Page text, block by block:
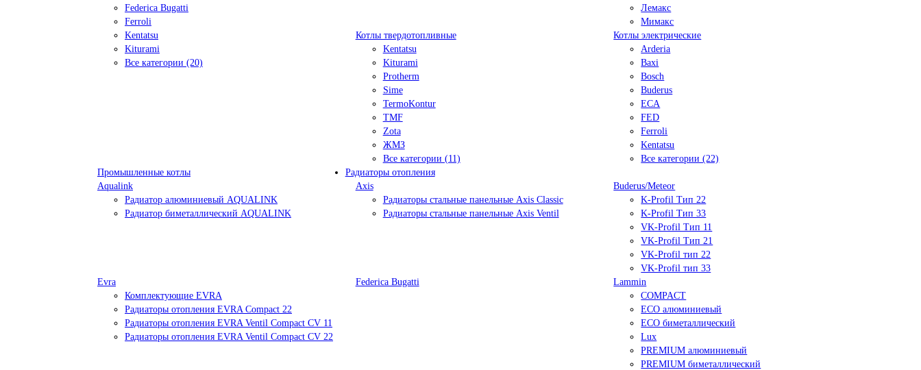
Federica Bugatti
Ferroli
Kentatsu
Kiturami
Все категории (20)
Лемакс
Мимакс
Котлы твердотопливные
Kentatsu
Kiturami
Protherm
Sime
TermoKontur
TMF
Zota
ЖМЗ
Все категории (11)
Котлы электрические
Arderia
Baxi
Bosch
Buderus
ECA
FED
Ferroli
Kentatsu
Все категории (22)
Промышленные котлы
Радиаторы отопления
Aqualink
Радиатор алюминиевый AQUALINK
Радиатор биметаллический AQUALINK
Axis
Радиаторы стальные панельные Axis Classic
Радиаторы стальные панельные Axis Ventil
Buderus/Meteor
K-Profil Тип 22
K-Profil Тип 33
VK-Profil Тип 11
VK-Profil Тип 21
VK-Profil тип 22
VK-Profil тип 33
Evra
Комплектующие EVRA
Радиаторы отопления EVRA Compact 22
Радиаторы отопления EVRA Ventil Compact CV 11
Радиаторы отопления EVRA Ventil Compact CV 22
Federica Bugatti
Lammin
COMPACT
ECO алюминиевый
ECO биметаллический
Lux
PREMIUM алюминиевый
PREMIUM биметаллический